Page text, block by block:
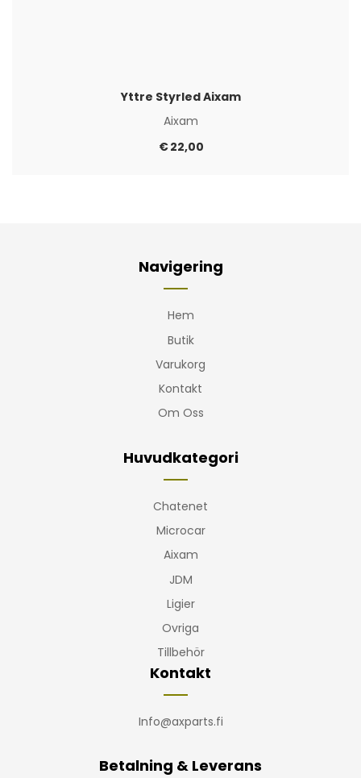
Yttre Styrled Aixam
Aixam
€22,00
Navigering
Hem
Butik
Varukorg
Kontakt
Om Oss
Huvudkategori
Chatenet
Microcar
Aixam
JDM
Ligier
Ovriga
Tillbehör
Kontakt
Info@axparts.fi
Betalning & Leverans